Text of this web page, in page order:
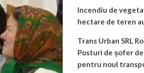
Incendiu de
hectare de teren
Trans Urban SRL
Posturi de șofer
pentru noul